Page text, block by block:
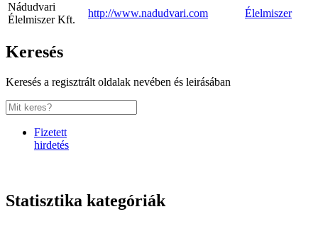
Nádudvari
Élelmiszer Kft.
http://www.nadudvari.com Élelmiszer
Keresés
Keresés a regisztrált oldalak nevében és leirásában
Fizetett
hirdetés
Statisztika kategóriák